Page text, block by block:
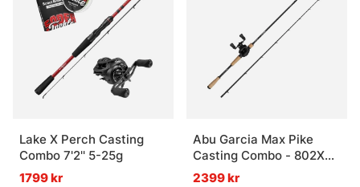
Lake X Perch Casting
Combo 7'2'' 5-25g
1799 kr
Abu Garcia Max Pike
Casting Combo - 802Xh
40-120g
2399 kr